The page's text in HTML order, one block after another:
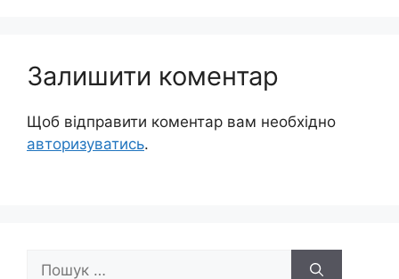
Залишити коментар
Щоб відправити коментар вам необхідно
авторизуватись.